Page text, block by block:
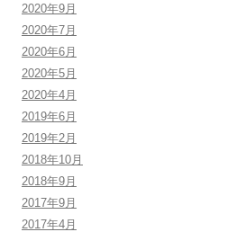
2020年9月
2020年7月
2020年6月
2020年5月
2020年4月
2019年6月
2019年2月
2018年10月
2018年9月
2017年9月
2017年4月